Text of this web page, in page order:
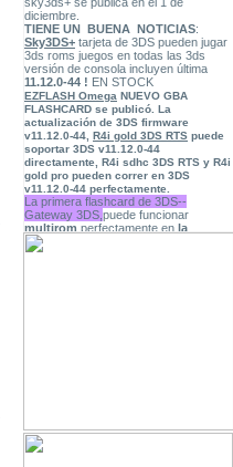
diciembre.
TIENE UN BUENA NOTICIAS:
Sky3DS+ tarjeta de 3DS pueden jugar
3ds roms juegos en todas las 3ds
versión de consola incluyen última
11.12.0-44 ! EN STOCK
EZFLASH Omega NUEVO GBA
FLASHCARD se publicó. La
actualización de 3DS firmware
v11.12.0-44, R4i gold 3DS RTS puede
soportar 3DS v11.12.0-44
directamente, R4i sdhc 3DS RTS y R4i
gold pro pueden correr en 3DS
v11.12.0-44 perfectamente.
La primera flashcard de 3DS--
Gateway 3DS, puede funcionar
multirom perfectamente en la
versión 4.5-9.2 de 3DS
disponible en nuestra tienda, puede
E3 Flasher,el mejor accesorio de PS3!